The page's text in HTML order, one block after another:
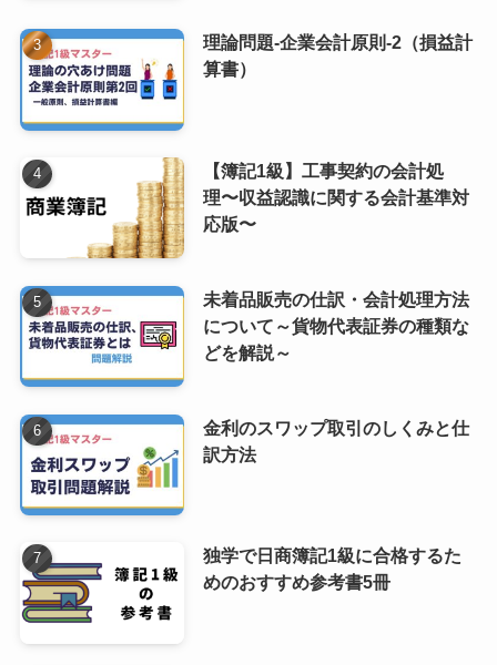
理論問題-企業会計原則-2（損益計
算書）
【簿記1級】工事契約の会計処
理〜収益認識に関する会計基準対
応版〜
未着品販売の仕訳・会計処理方法
について～貨物代表証券の種類な
どを解説～
金利のスワップ取引のしくみと仕
訳方法
独学で日商簿記1級に合格するた
めのおすすめ参考書5冊